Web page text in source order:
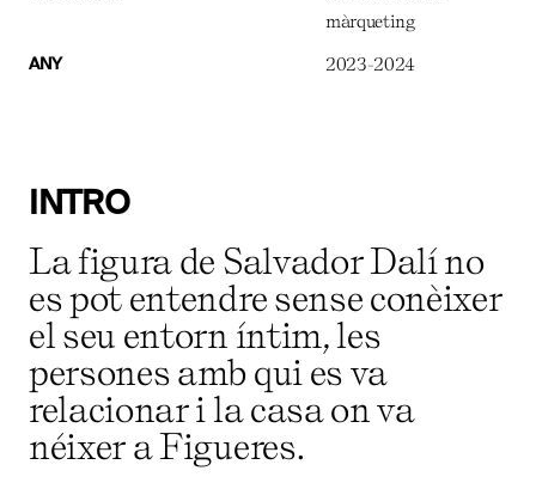
màrqueting
ANY 2023-2024
INTRO
La figura de Salvador Dalí no
es pot entendre sense conèixer
el seu entorn íntim, les
persones amb qui es va
relacionar i la casa on va
néixer a Figueres.